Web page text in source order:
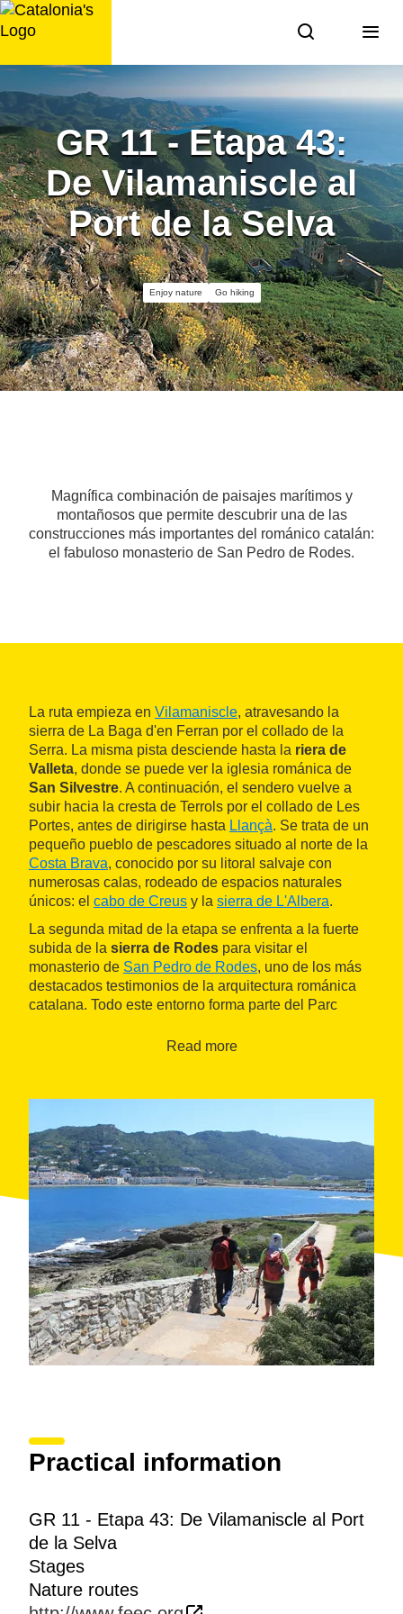
Skip
to
GR 11 - Etapa 43:
De Vilamaniscle al
Port de la Selva
Enjoy nature Go hiking
Magnífica combinación de paisajes marítimos y
montañosos que permite descubrir una de las
construcciones más importantes del románico catalán:
el fabuloso monasterio de San Pedro de Rodes.
La ruta empieza en Vilamaniscle, atravesando la
sierra de La Baga d'en Ferran por el collado de la
Serra. La misma pista desciende hasta la riera de
Valleta, donde se puede ver la iglesia románica de
San Silvestre. A continuación, el sendero vuelve a
subir hacia la cresta de Terrols por el collado de Les
Portes, antes de dirigirse hasta Llançà. Se trata de un
pequeño pueblo de pescadores situado al norte de la
Costa Brava, conocido por su litoral salvaje con
numerosas calas, rodeado de espacios naturales
únicos: el cabo de Creus y la sierra de L'Albera.
La segunda mitad de la etapa se enfrenta a la fuerte
subida de la sierra de Rodes para visitar el
monasterio de San Pedro de Rodes, uno de los más
destacados testimonios de la arquitectura románica
catalana. Todo este entorno forma parte del Parc
de Creus), como también el descenso por una senda
Read more
Practical information
GR 11 - Etapa 43: De Vilamaniscle al Port
de la Selva
Stages
Nature routes